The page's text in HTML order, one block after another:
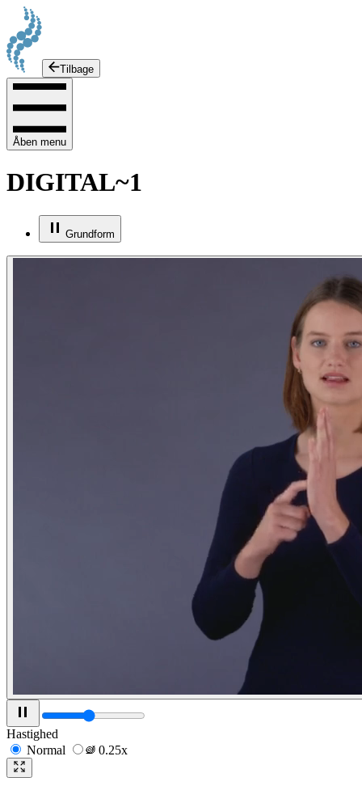
Tilbage
Åben menu
DIGITAL~1
Grundform
Hastighed
Normal
0.25x